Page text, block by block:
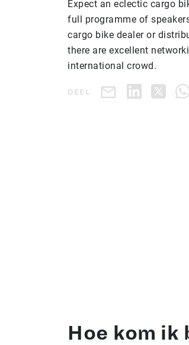
Expect an eclectic cargo
full programme of
cargo bike dealer or
there are excellent
international crowd.
DEEL
Hoe kom ik